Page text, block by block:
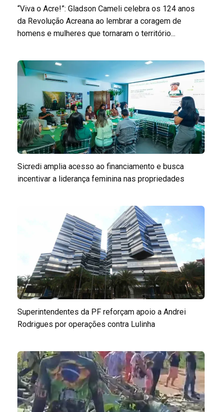
“Viva o Acre!”: Gladson Cameli celebra os 124 anos
da Revolução Acreana ao lembrar a coragem de
homens e mulheres que tornaram o território...
Sicredi amplia acesso ao financiamento e busca
incentivar a liderança feminina nas propriedades
Superintendentes da PF reforçam apoio a Andrei
Rodrigues por operações contra Lulinha